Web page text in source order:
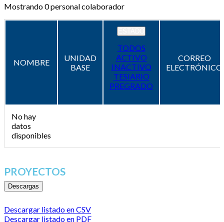
Mostrando0personal colaborador
NOMBRE
UNIDAD
BASE
TODOS
ACTIVO
INACTIVO
TESIARIO
PREGRADO
CORREO
ELECTRÓNICO
No hay
datos
disponibles
PROYECTOS
Descargas
Descargar listado en CSV
Descargar listado en PDF